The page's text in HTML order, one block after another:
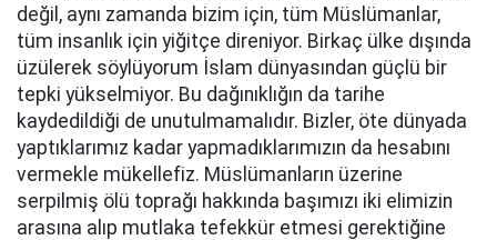
değil, aynı zamanda bizim için, tüm Müslümanlar,
tüm insanlık için yiğitçe direniyor. Birkaç ülke dışında
üzülerek söylüyorum İslam dünyasından güçlü bir
tepki yükselmiyor. Bu dağınıklığın da tarihe
kaydedildiği de unutulmamalıdır. Bizler, öte dünyada
yaptıklarımız kadar yapmadıklarımızın da hesabını
vermekle mükellefiz. Müslümanların üzerine
serpilmiş ölü toprağı hakkında başımızı iki elimizin
arasına alıp mutlaka tefekkür etmesi gerektiğine